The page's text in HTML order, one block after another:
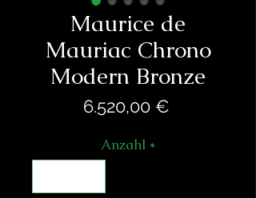
Maurice de
Mauriac Chrono
Modern Bronze
6.520,00 €Preis
Anzahl *